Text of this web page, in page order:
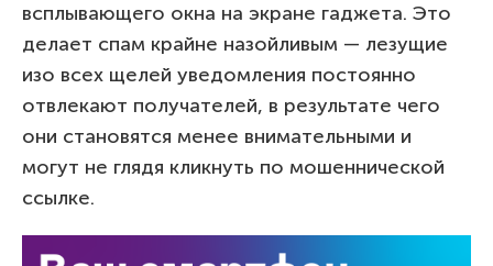
всплывающего окна на экране гаджета. Это
делает спам крайне назойливым — лезущие
изо всех щелей уведомления постоянно
отвлекают получателей, в результате чего
они становятся менее внимательными и
могут не глядя кликнуть по мошеннической
ссылке.